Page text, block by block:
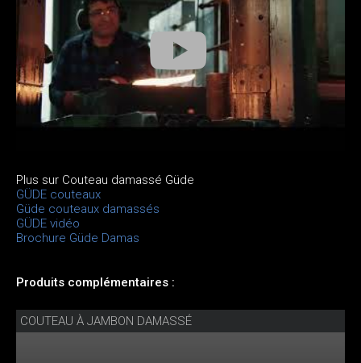
Plus sur Couteau damassé Güde
GÜDE couteaux
Güde couteaux damassés
GÜDE vidéo
Brochure Güde Damas
Produits complémentaires :
COUTEAU À JAMBON DAMASSÉ